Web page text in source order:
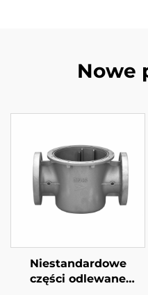
Nowe
Niestandardowe
części odlewane